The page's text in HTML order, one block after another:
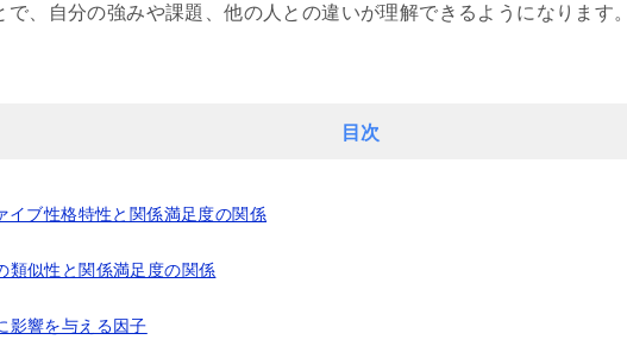
で、自分の強みや課題、他の人との違いが理解できるようになります
目次
イブ性格特性と関係満足度の関係
類似性と関係満足度の関係
影響を与える因子